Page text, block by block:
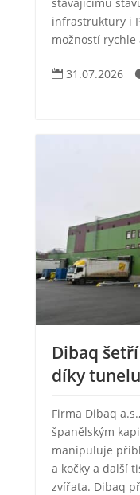
infrastruktury i
možností
 31.07.2026
Dibaq
díky
Firma Dibaq
španělským
manipuluje
a kočky a další
zvířata. Dibaq